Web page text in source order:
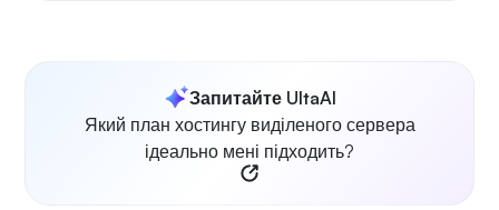
Запитайте UltaAI
Який план хостингу виділеного сервера
ідеально мені підходить?